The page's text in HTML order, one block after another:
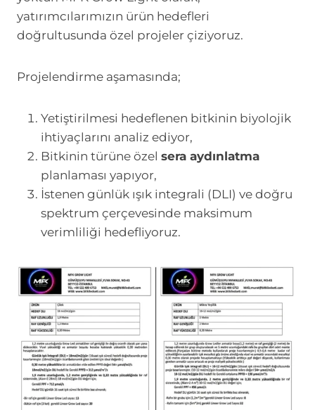
yatırımcılarımızın ürün hedefleri
doğrultusunda özel projeler çiziyoruz.
Projelendirme aşamasında;
Yetiştirilmesi hedeflenen bitkinin biyolojik
ihtiyaçlarını analiz ediyor,
Bitkinin türüne özel sera aydınlatma
planlaması yapıyor,
İstenen günlük ışık integrali (DLI) ve doğru
spektrum çerçevesinde maksimum
verimliliği hedefliyoruz.